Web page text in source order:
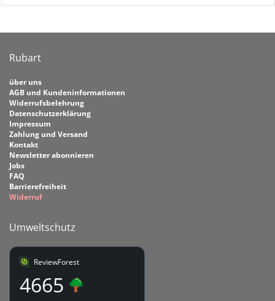
Rubart
über uns
AGB und Kundeninformationen
Widerrufsbelehrung
Datenschutzerklärung
Impressum
Zahlung und Versand
Kontakt
Newsletter abonnieren
Jobs
FAQ
Barrierefreiheit
Widerruf
Umweltschutz
ReviewForest
4665